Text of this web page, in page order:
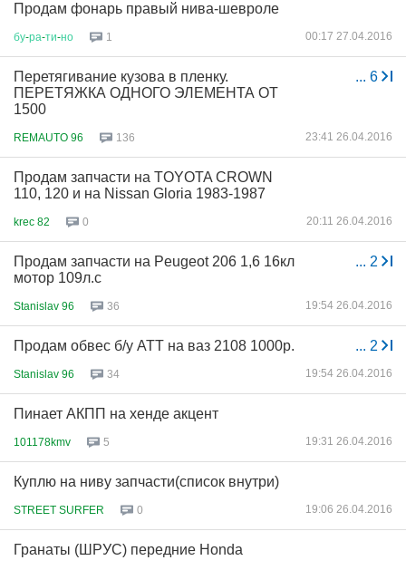
Продам фонарь правый нива-шевроле
бу-ра-ти-но 1 00:17 27.04.2016
... 6
Перетягивание кузова в пленку.
ПЕРЕТЯЖКА ОДНОГО ЭЛЕМЕНТА ОТ
1500
REMAUTO 96 136 23:41 26.04.2016
Продам запчасти на TOYOTA CROWN
110, 120 и на Nissan Gloria 1983-1987
krec 82 0 20:11 26.04.2016
... 2
Продам запчасти на Peugeot 206 1,6 16кл
мотор 109л.с
Stanislav 96 36 19:54 26.04.2016
... 2
Продам обвес б/у АТТ на ваз 2108 1000р.
Stanislav 96 34 19:54 26.04.2016
Пинает АКПП на хенде акцент
101178kmv 5 19:31 26.04.2016
Куплю на ниву запчасти(список внутри)
STREET SURFER 0 19:06 26.04.2016
Гранаты (ШРУС) передние Honda